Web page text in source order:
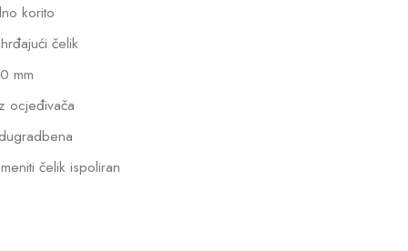
korito
čelik
mm
ocjeđivača
čelik ispoliran